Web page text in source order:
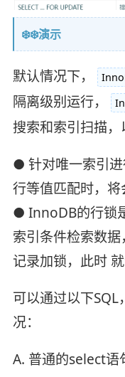
❄️❄️演示
默认情况下，
隔离级别运行，
搜索和索引扫描，
● 针对唯一索引
行等值匹配时，将
● InnoDB的行锁
索引条件检索数
记录加锁，此时
可以通过以下
况：
A. 普通的select语